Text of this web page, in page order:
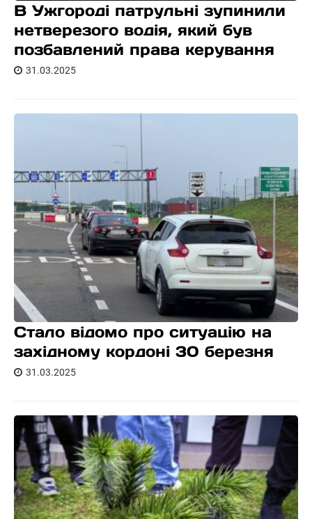
В Ужгороді патрульні зупинили
нетверезого водія, який був
позбавлений права керування
31.03.2025
Стало відомо про ситуацію на
західному кордоні 30 березня
31.03.2025